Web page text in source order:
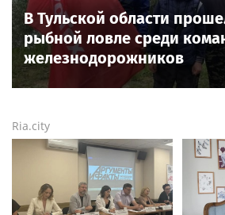
В Тульской области
рыбной ловле среди
железнодорожников
Ria.city